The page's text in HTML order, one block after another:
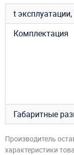
t эксплуатации,
Комплектация
Габаритные
Производитель
характеристики